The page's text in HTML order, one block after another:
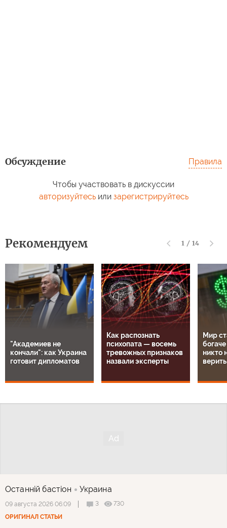
Обсуждение Правила
Чтобы участвовать в дискуссии
авторизуйтесьили зарегистрируйтесь
Рекомендуем 1 / 14
"Академиев не
кончали": как Украина
готовит дипломатов
Как распознать
психопата — восемь
тревожных признаков
назвали эксперты
Мир
никто
верить
Останнiй бастiон Украина
09 августа 2026 06:09 3
730
ОРИГИНАЛ СТАТЬИ